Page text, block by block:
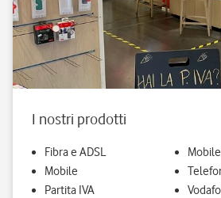
I nostri prodotti
Fibra e ADSL
Mobile
Partita IVA